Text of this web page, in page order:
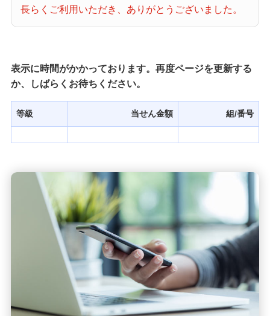
宝くじ商品一覧
初めての方へ
みずほ銀行店舗・ATM
発売スケジュール
みずほ銀行について
長らくご利用いただき、ありがとうございました。
表示に時間がかかっております。再度ページを更新する
か、しばらくお待ちください。
等級 当せん金額 組/番号